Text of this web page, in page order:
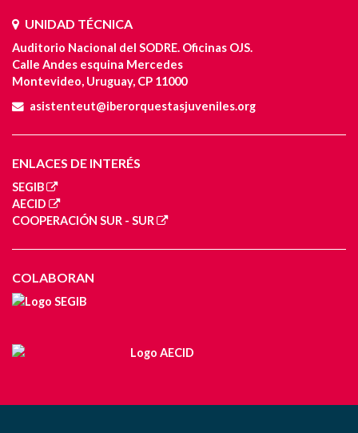
UNIDAD TÉCNICA
Auditorio Nacional del SODRE. Oficinas OJS.
Calle Andes esquina Mercedes
Montevideo, Uruguay, CP 11000
asistenteut@iberorquestasjuveniles.org
ENLACES DE INTERÉS
SEGIB
AECID
COOPERACIÓN SUR - SUR
COLABORAN